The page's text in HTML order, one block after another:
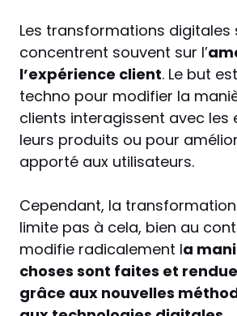
Les transformations digitales
concentrent souvent sur l’
l’expérience client. Le but
techno pour modifier la
clients interagissent avec les
leurs produits ou pour
apporté aux utilisateurs.
Cependant, la
limite pas à cela, bien au
modifie radicalement la
choses sont faites et
grâce aux nouvelles